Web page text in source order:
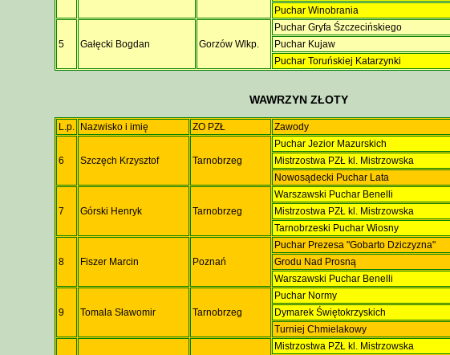
Puchar Winobrania
5 Gałęcki Bogdan Gorzów Wlkp.
Puchar Gryfa Śzczecińskiego
Puchar Kujaw
Puchar Toruńskiej Katarzynki
WAWRZYN ZŁOTY
L.p. Nazwisko i imię ZO PZŁ Zawody
6 Szczęch Krzysztof Tarnobrzeg
Puchar Jezior Mazurskich
Mistrzostwa PZŁ kl. Mistrzowska
Nowosądecki Puchar Lata
7 Górski Henryk Tarnobrzeg
Warszawski Puchar Benelli
Mistrzostwa PZŁ kl. Mistrzowska
Tarnobrzeski Puchar Wiosny
8 Fiszer Marcin Poznań
Puchar Prezesa "Gobarto Dziczyzna"
Grodu Nad Prosną
Warszawski Puchar Benelli
9 Tomala Sławomir Tarnobrzeg
Puchar Normy
Dymarek Świętokrzyskich
Turniej Chmielakowy
Mistrzostwa PZŁ kl. Mistrzowska